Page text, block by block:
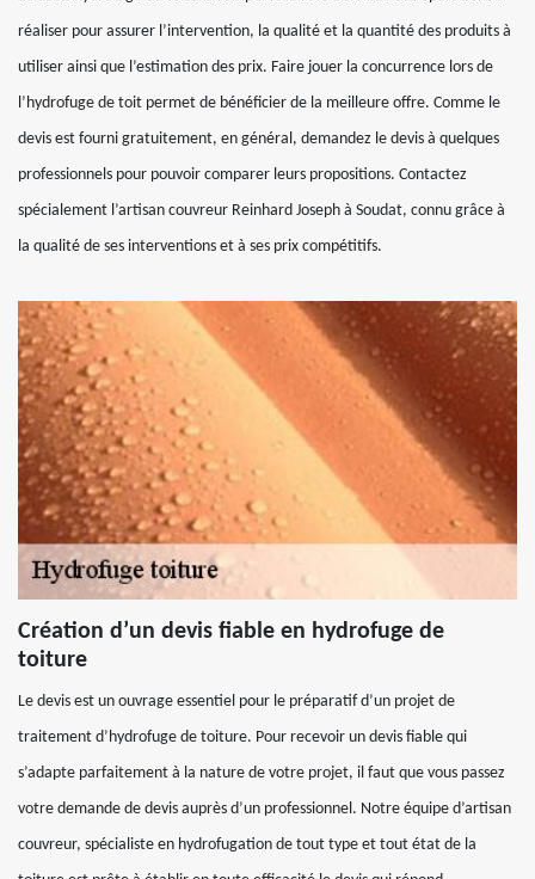
réaliser pour assurer l’intervention, la qualité et la quantité des produits à
utiliser ainsi que l’estimation des prix. Faire jouer la concurrence lors de
l’hydrofuge de toit permet de bénéficier de la meilleure offre. Comme le
devis est fourni gratuitement, en général, demandez le devis à quelques
professionnels pour pouvoir comparer leurs propositions. Contactez
spécialement l’artisan couvreur Reinhard Joseph à Soudat, connu grâce à
la qualité de ses interventions et à ses prix compétitifs.
Création d’un devis fiable en hydrofuge de
toiture
Le devis est un ouvrage essentiel pour le préparatif d’un projet de
traitement d’hydrofuge de toiture. Pour recevoir un devis fiable qui
s’adapte parfaitement à la nature de votre projet, il faut que vous passez
votre demande de devis auprès d’un professionnel. Notre équipe d’artisan
couvreur, spécialiste en hydrofugation de tout type et tout état de la